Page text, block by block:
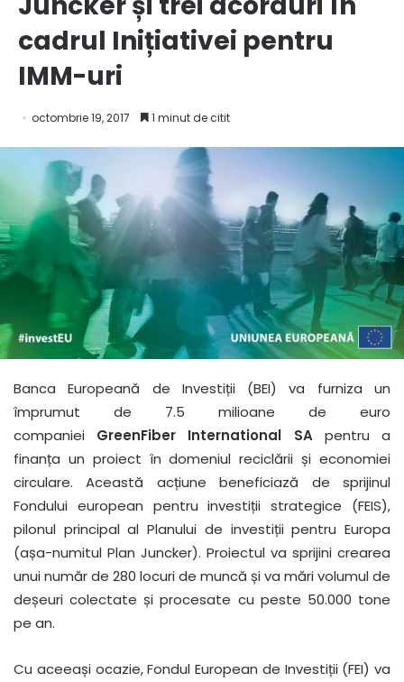
cadrul Inițiativei pentru
IMM-uri
octombrie 19, 2017 1 minut de citit
Banca Europeană de Investiții (BEI) va furniza un
împrumut de 7.5 milioane de euro
companiei GreenFiber International SApentru a
finanța un proiect în domeniul reciclării și economiei
circulare. Această acțiune beneficiază de sprijinul
Fondului european pentru investiții strategice (FEIS),
pilonul principal al Planului de investiții pentru Europa
(așa-numitul Plan Juncker). Proiectul va sprijini crearea
unui număr de 280 locuri de muncă și va mări volumul de
deșeuri colectate și procesate cu peste 50.000 tone
pe an.
Cu aceeași ocazie, Fondul European de Investiții (FEI) va